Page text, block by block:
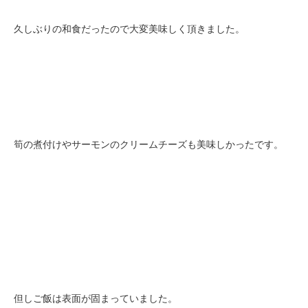
久しぶりの和食だったので大変美味しく頂きました。
筍の煮付けやサーモンのクリームチーズも美味しかったです。
但しご飯は表面が固まっていました。